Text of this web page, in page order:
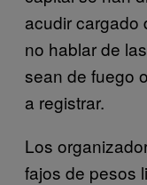
acudir cargado
no hablar de
sean de fuego
a registrar.
Los
fajos de pesos